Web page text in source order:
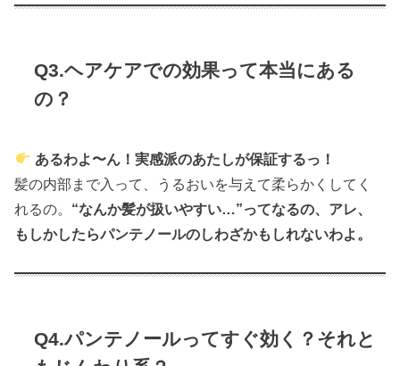
Q3.ヘアケアでの効果って本当にある
の？
あるわよ〜ん！実感派のあたしが保証するっ！
髪の内部まで入って、うるおいを与えて柔らかくしてく
れるの。 “なんか髪が扱いやすい…”ってなるの、アレ、
もしかしたらパンテノールのしわざかもしれないわよ。
Q4.パンテノールってすぐ効く？それと